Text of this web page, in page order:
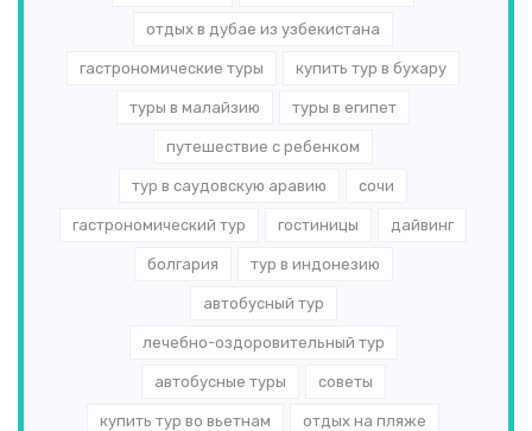
отдых в дубае из узбекистана
гастрономические туры купить тур в бухару
туры в малайзию туры в египет
путешествие с ребенком
тур в саудовскую аравию сочи
гастрономический тур гостиницы дайвинг
болгария тур в индонезию
автобусный тур
лечебно-оздоровительный тур
автобусные туры советы
купить тур во вьетнам отдых на пляже